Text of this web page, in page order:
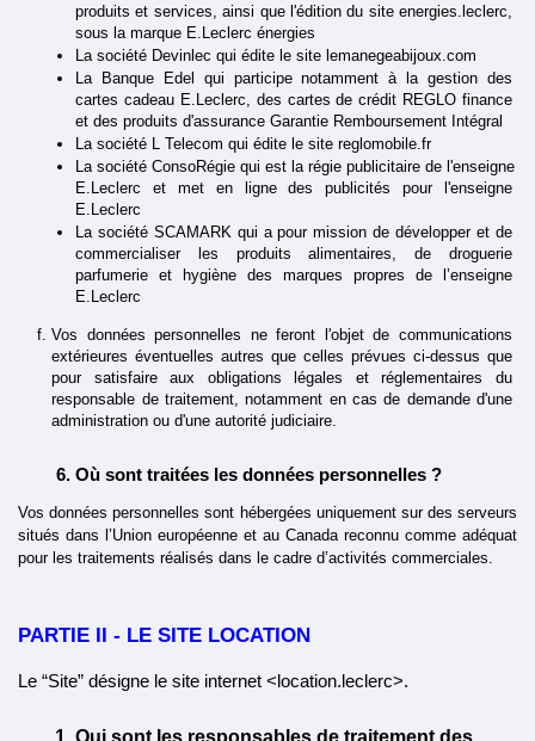
produits et services, ainsi que l'édition du site energies.leclerc,
sous la marque E.Leclerc énergies
La société Devinlec qui édite le site lemanegeabijoux.com
La Banque Edel qui participe notamment à la gestion des
cartes cadeau E.Leclerc, des cartes de crédit REGLO finance
et des produits d'assurance Garantie Remboursement Intégral
La société L Telecom qui édite le site reglomobile.fr
La société ConsoRégie qui est la régie publicitaire de l'enseigne
E.Leclerc et met en ligne des publicités pour l'enseigne
E.Leclerc
La société SCAMARK qui a pour mission de développer et de
commercialiser les produits alimentaires, de droguerie
parfumerie et hygiène des marques propres de l’enseigne
E.Leclerc
Vos données personnelles ne feront l'objet de communications
extérieures éventuelles autres que celles prévues ci-dessus que
pour satisfaire aux obligations légales et réglementaires du
responsable de traitement, notamment en cas de demande d'une
administration ou d'une autorité judiciaire.
Où sont traitées les données personnelles ?
Vos données personnelles sont hébergées uniquement sur des serveurs
situés dans l’Union européenne et au Canada reconnu comme adéquat
pour les traitements réalisés dans le cadre d’activités commerciales.
PARTIE II - LE SITE LOCATION
Le “Site” désigne le site internet <location.leclerc>.